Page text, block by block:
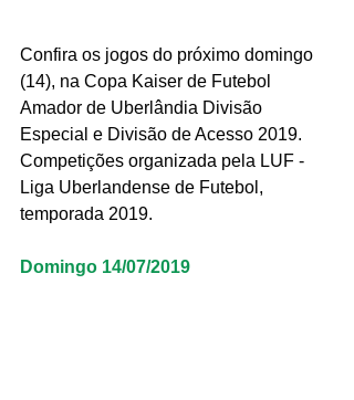
Confira os jogos do próximo domingo
(14), na Copa Kaiser de Futebol
Amador de Uberlândia Divisão
Especial e Divisão de Acesso 2019.
Competições organizada pela LUF -
Liga Uberlandense de Futebol,
temporada 2019.
Domingo 14/07/2019